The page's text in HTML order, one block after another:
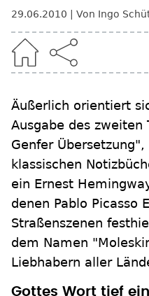
29.06.2010 Von Ingo
Äußerlich orientiert
Ausgabe des zweiten
Genfer
klassischen
ein Ernest
denen Pablo Picasso
Straßenszenen
dem Namen
Liebhabern aller
Gottes Wort tief